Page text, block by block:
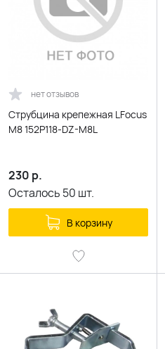
нет отзывов
Струбцина крепежная LFocus
M8 152P118-DZ-M8L
230 р.
Осталось 50 шт.
В корзину